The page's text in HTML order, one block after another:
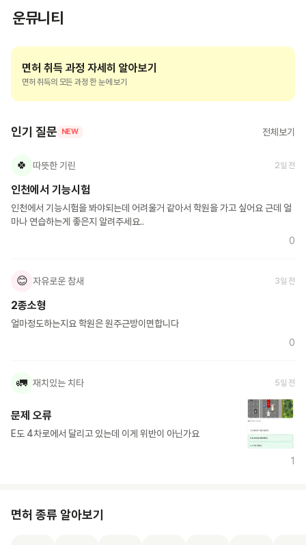
운뮤니티
면허 취득 과정 자세히 알아보기
면허 취득의 모든 과정 한 눈에 보기
인기 질문 NEW 전체보기
🍀 따뜻한 기린 2일 전
인천에서 기능시험
인천에서 기능시험을 봐야되는데 어려울거 같아서 학원을 가고 싶어요 근데 얼
마나 연습하는게 좋은지 알려주세요..
0
😊 자유로운 참새 3일 전
2종소형
얼마정도하는지요 학원은 원주근방이면합니다
0
🚛 재치있는 치타 5일 전
문제 오류
E도 4차로에서 달리고 있는데 이게 위반이 아닌가요
1
면허 종류 알아보기